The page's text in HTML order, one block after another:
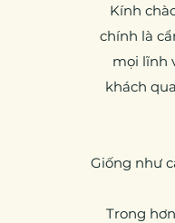
Kính
chính là
mọi lĩnh
khách
Giống như
Trong